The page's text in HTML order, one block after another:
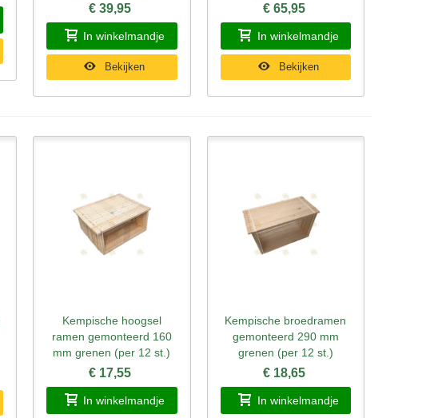
€ 39,95
In winkelmandje
Bekijken
€ 65,95
In winkelmandje
Bekijken
Snel bekijken
Kempische hoogsel
ramen gemonteerd 160
mm grenen (per 12 st.)
€ 17,55
In winkelmandje
Snel bekijken
Kempische broedramen
gemonteerd 290 mm
grenen (per 12 st.)
€ 18,65
In winkelmandje